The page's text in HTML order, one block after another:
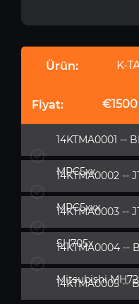
K-
€1500
14KTMA0001 --
MPC5xx
14KTMA0002 --
MPC5xxx
14KTMA0003 --
SH705x
14KTMA0004 --
Mitsubishi
14KTMA0005 --